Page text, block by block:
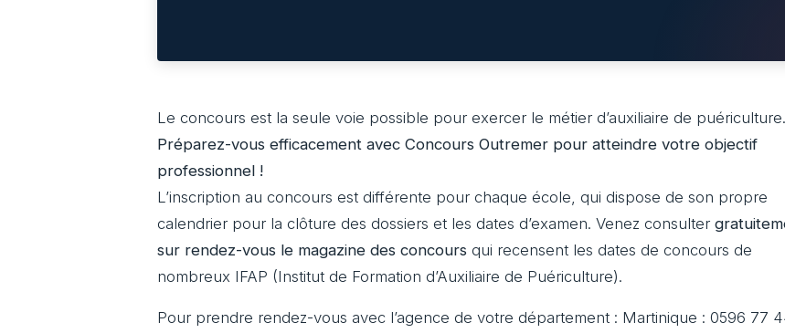
Le concours est la seule voie possible pour exercer le métier d’auxiliaire de puériculture.
Préparez-vous efficacement avec Concours Outremer pour atteindre votre objectif
professionnel !
L’inscription au concours est différente pour chaque école, qui dispose de son propre
calendrier pour la clôture des dossiers et les dates d’examen. Venez consulter
sur rendez-vous le magazine des concours qui recensent les dates de concours de
nombreux IFAP (Institut de Formation d’Auxiliaire de Puériculture).
Pour prendre rendez-vous avec l’agence de votre département : Martinique : 0596 77